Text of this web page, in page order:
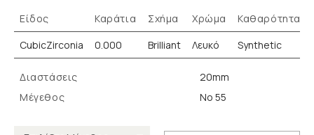
Είδος
Καράτια Σχήμα Χρώμα
Καθαρότητα
CubicZirconia
0.000 Brilliant Λευκό Synthetic
Διαστάσεις
20mm
Μέγεθος
Νο 55